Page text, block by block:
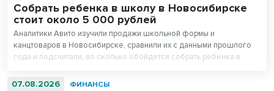
Собрать ребенка в школу в Новосибирске
стоит около 5 000 рублей
Аналитики Авито изучили продажи школьной формы и
канцтоваров в Новосибирске, сравнили их с данными прошлого
года и подсчитали, во сколько обойдется собрать ребенка в
стоит на треть дешевле новой, а канцтовары — в два раза.
07.08.2026 ФИНАНСЫ